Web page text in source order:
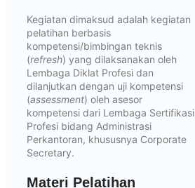
Kegiatan dimaksud adalah kegiatan
pelatihan berbasis
kompetensi/bimbingan teknis
(refresh) yang dilaksanakan oleh
Lembaga Diklat Profesi dan
dilanjutkan dengan uji kompetensi
(assessment) oleh asesor
kompetensi dari Lembaga Sertifikasi
Profesi bidang Administrasi
Perkantoran, khususnya Corporate
Secretary.
Materi Pelatihan